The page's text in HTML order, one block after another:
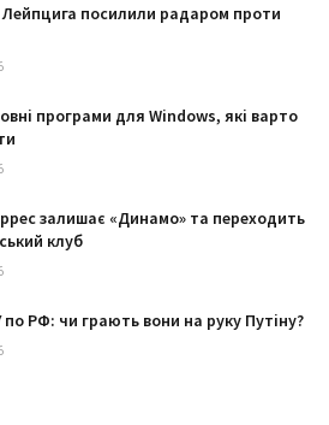
посилили радаром проти
програми для Windows, які варто
залишає «Динамо» та переходить
клуб
РФ: чи грають вони на руку Путіну?